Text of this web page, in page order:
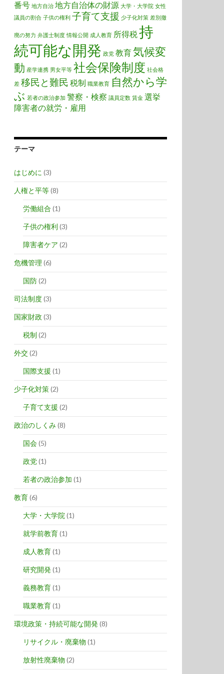
番号 地方自治 地方自治体の財源 大学・大学院 女性
議員の割合 子供の権利 子育て支援 少子化対策 差別撤
廃の努力 弁護士制度 情報公開 成人教育 所得税持
続可能な開発 政党 教育気候変
動 産学連携 男女平等 社会保険制度 社会格
差 移民と難民 税制 職業教育 自然から学
ぶ 若者の政治参加 警察・検察 議員定数 賃金 選挙
障害者の就労・雇用
テーマ
はじめに (3)
人権と平等(8)
労働組合 (1)
子供の権利 (3)
障害者ケア (2)
危機管理 (6)
国防(2)
司法制度(3)
国家財政 (3)
税制 (2)
外交(2)
国際支援 (1)
少子化対策(2)
子育て支援 (2)
政治のしくみ (8)
国会(5)
政党(1)
若者の政治参加 (1)
教育(6)
大学・大学院 (1)
就学前教育(1)
成人教育(1)
研究開発 (1)
義務教育(1)
職業教育(1)
環境政策・持続可能な開発 (8)
リサイクル・廃棄物 (1)
放射性廃棄物 (2)